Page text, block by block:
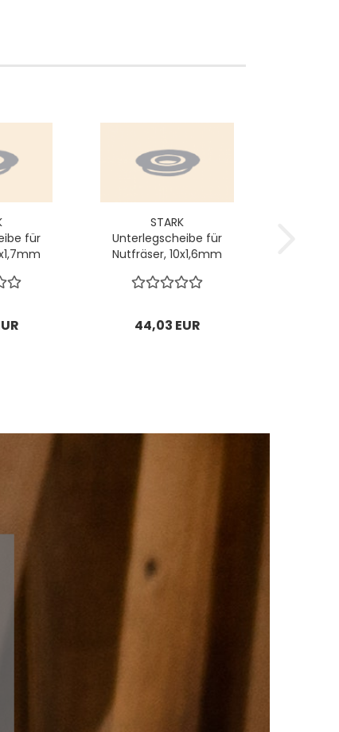
für
STARK
Unterlegscheibe für
Nutfräser, 10x1,6mm
44,03 EUR